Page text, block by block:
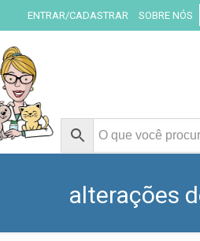
ENTRAR/CADASTRAR SOBRE NÓS
alterações